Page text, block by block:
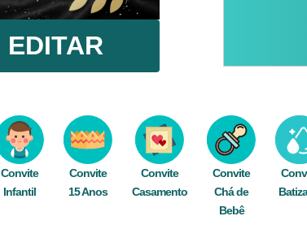
EDITAR
Convite
Infantil
Convite
15 Anos
Convite
Casamento
Convite
Chá de
Bebê